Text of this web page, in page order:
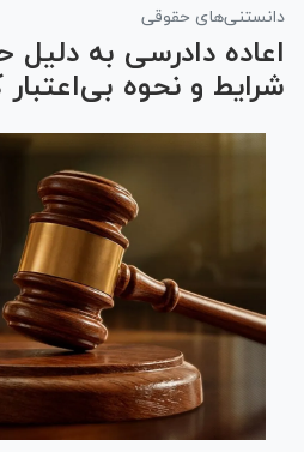
دانستنی‌های حقوقی
اعاده دادرسی به دلیل
شرایط و نحوه